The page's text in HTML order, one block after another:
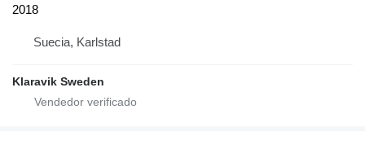
2018
Suecia, Karlstad
Klaravik Sweden